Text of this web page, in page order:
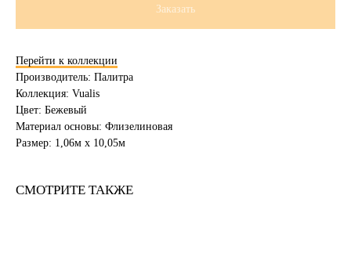
Заказать
Перейти к коллекции
Производитель: Палитра
Коллекция: Vualis
Цвет: Бежевый
Материал основы: Флизелиновая
Размер: 1,06м х 10,05м
СМОТРИТЕ ТАКЖЕ